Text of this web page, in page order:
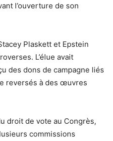
l’ouverture de son
Plaskett et Epstein
L’élue avait
des dons de campagne liés
reversés à des œuvres
droit de vote au Congrès,
commissions